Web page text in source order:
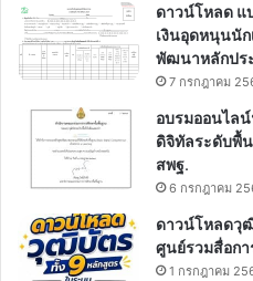
ดาวน์โหลด แ
เงินอุดหนุนนั
พัฒนาหลักปร
7 กรกฎาคม
อบรมออนไล
ดิจิทัลระดับพื้
สพฐ.
6 กรกฎาคม
ดาวน์โหลดวุ
ศูนย์รวมสื่อกา
1 กรกฎาคม